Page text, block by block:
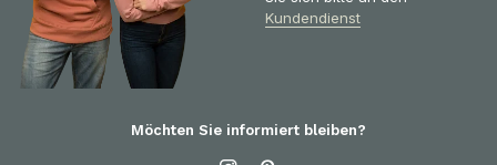
Kundendienst
Möchten Sie informiert bleiben?